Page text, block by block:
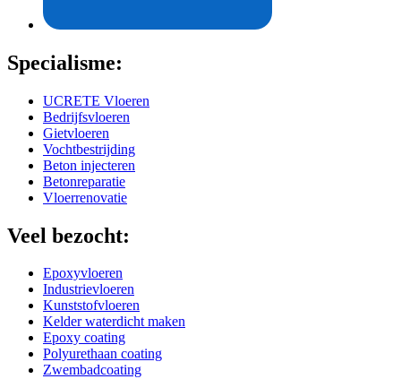
Specialisme:
UCRETE Vloeren
Bedrijfsvloeren
Gietvloeren
Vochtbestrijding
Beton injecteren
Betonreparatie
Vloerrenovatie
Veel bezocht:
Epoxyvloeren
Industrievloeren
Kunststofvloeren
Kelder waterdicht maken
Epoxy coating
Polyurethaan coating
Zwembadcoating